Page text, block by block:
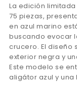
La edición
75 piezas,
en azul marino
buscando evocar
crucero. El diseño
exterior negra y
Este modelo se
aligátor azul y